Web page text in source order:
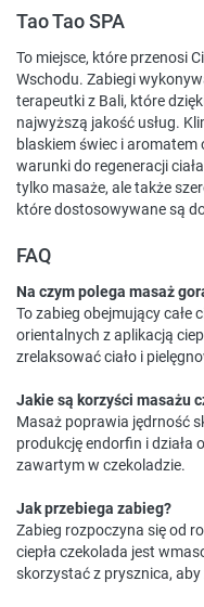
Tao Tao SPA
To miejsce, które przenosi
Wschodu. Zabiegi
terapeutki z Bali, które
najwyższą jakość usług.
blaskiem świec i
warunki do regeneracji
tylko masaże, ale także
które dostosowywane są
FAQ
Na czym polega masaż
To zabieg obejmujący całe
orientalnych z aplikacją
zrelaksować ciało i
Jakie są korzyści masażu
Masaż poprawia jędrność
produkcję endorfin i działa
zawartym w czekoladzie.
Jak przebiega zabieg?
Zabieg rozpoczyna się od
ciepła czekolada jest
skorzystać z prysznica, aby